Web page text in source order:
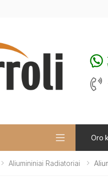
Oro
Aliumininiai Radiatoriai